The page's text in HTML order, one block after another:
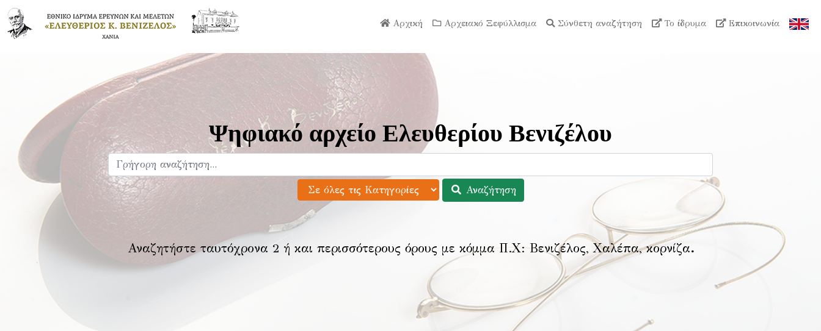
Αρχική Αρχειακό Ξεφύλλισμα Σύνθετη αναζήτηση Το ίδρυμα Επικοινωνία
Ψηφιακό αρχείο Ελευθερίου Βενιζέλου
Αναζήτηση
Αναζητήστε ταυτόχρονα 2 ή και περισσότερους όρους με κόμμα Π.Χ: Βενιζέλος, Χαλέπα, κορνίζα.